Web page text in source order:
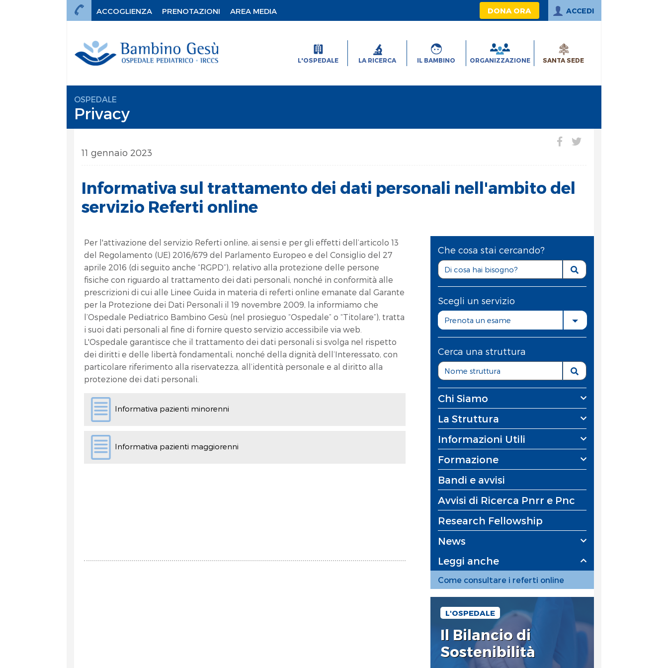
ACCOGLIENZA PRENOTAZIONI AREA MEDIA DONA ORA ACCEDI
L'OSPEDALE LA RICERCA IL BAMBINO ORGANIZZAZIONE SANTA SEDE
OSPEDALE
Privacy
11 gennaio 2023
Informativa sul trattamento dei dati personali nell'ambito del
servizio Referti online
Per l'attivazione del servizio Referti online, ai sensi e per gli effetti dell’articolo 13
del Regolamento (UE) 2016/679 del Parlamento Europeo e del Consiglio del 27
aprile 2016 (di seguito anche “RGPD”), relativo alla protezione delle persone
fisiche con riguardo al trattamento dei dati personali, nonché in conformità alle
prescrizioni di cui alle Linee Guida in materia di referti online emanate dal Garante
per la Protezione dei Dati Personali il 19 novembre 2009, la informiamo che
l’Ospedale Pediatrico Bambino Gesù (nel prosieguo “Ospedale” o “Titolare”), tratta
i suoi dati personali al fine di fornire questo servizio accessibile via web.
L'Ospedale garantisce che il trattamento dei dati personali si svolga nel rispetto
dei diritti e delle libertà fondamentali, nonché della dignità dell’Interessato, con
particolare riferimento alla riservatezza, all’identità personale e al diritto alla
protezione dei dati personali.
Informativa pazienti minorenni
Informativa pazienti maggiorenni
Che cosa stai cercando?
Scegli un servizio
Prenota un esame
Cerca una struttura
Chi Siamo
La Struttura
Informazioni Utili
Formazione
Bandi e avvisi
Avvisi di Ricerca Pnrr e Pnc
Research Fellowship
News
Leggi anche
Come consultare i referti online
L'OSPEDALE
Il Bilancio di
Sostenibilità